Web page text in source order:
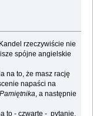
rzeczywiście nie
spójne angielskie
na to, że masz rację
napaści na
Pamiętnika , a następnie
to - czwarte - pytanie,